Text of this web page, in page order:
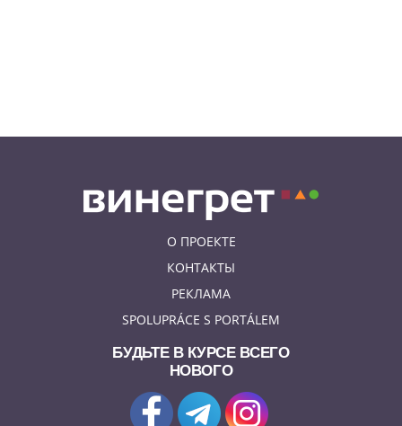
О ПРОЕКТЕ
КОНТАКТЫ
РЕКЛАМА
SPOLUPRÁCE S PORTÁLEM
БУДЬТЕ В КУРСЕ ВСЕГО
НОВОГО